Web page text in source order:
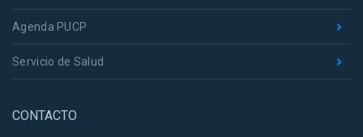
Agenda PUCP
Servicio de Salud
CONTACTO